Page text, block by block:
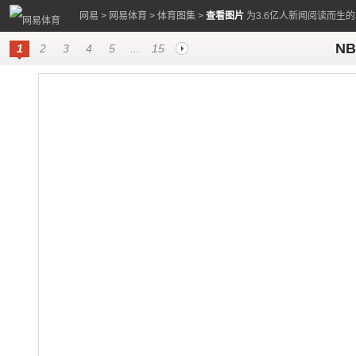
网易 > 网易体育 > 体育图集 > 查看图片 为3.6亿人新闻阅读而生
1 2 3 4 5 15